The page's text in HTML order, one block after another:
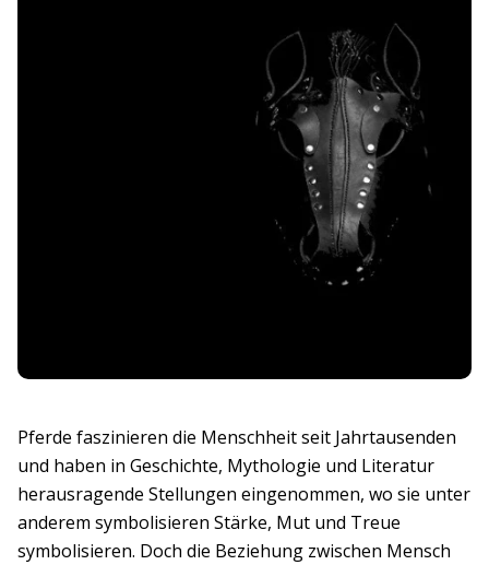
Pferde faszinieren die Menschheit seit Jahrtausenden
und haben in Geschichte, Mythologie und Literatur
herausragende Stellungen eingenommen, wo sie unter
anderem symbolisieren Stärke, Mut und Treue
symbolisieren. Doch die Beziehung zwischen Mensch